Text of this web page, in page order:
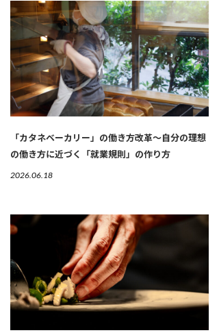
「カタネベーカリー」の働き方改革～自分の理想
の働き方に近づく「就業規則」の作り方
2026.06.18